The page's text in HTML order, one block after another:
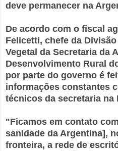
deve permanecer na
De acordo com o fiscal
Felicetti, chefe da
Vegetal da Secretaria da
Desenvolvimento Rural
por parte do governo é
informações constantes
técnicos da secretaria na
"Ficamos em contato
sanidade da Argentina],
fronteira, a rede de